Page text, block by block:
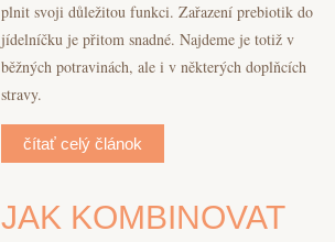
plnit svoji důležitou funkci. Zařazení prebiotik do
jídelníčku je přitom snadné. Najdeme je totiž v
běžných potravinách, ale i v některých doplňcích
stravy.
čítať celý článok
JAK KOMBINOVAT